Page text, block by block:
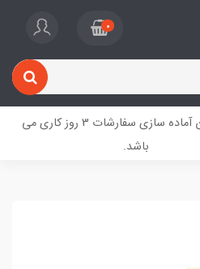
0
زمان آماده سازی سفارشات 3 روز کاری می
باشد.